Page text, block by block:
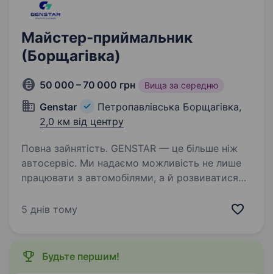
Майстер-приймальник
(Борщагівка)
50 000 – 70 000 грн Вища за середню
Genstar
Петропавлівська Борщагівка,
2,0 км від центру
Повна зайнятість. GENSTAR — це більше ніж
автосервіс. Ми надаємо можливість не лише
працювати з автомобілями, а й розвиватися
підтримує кар'єрні амбіції своїх працівників.
5 днів тому
Будьте першим!